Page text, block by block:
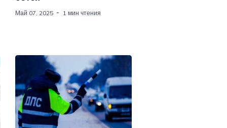
Май 07, 2025 1 мин чтения